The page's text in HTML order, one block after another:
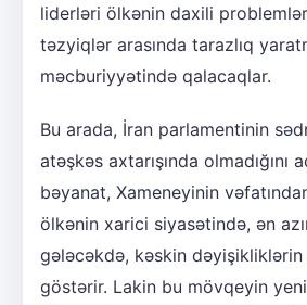
liderləri ölkənin daxili
təzyiqlər arasında tarazlıq
məcburiyyətində qalacaqlar.
Bu arada, İran parlamentinin
atəşkəs axtarışında olmadığını
bəyanat, Xameneyinin
ölkənin xarici siyasətində, ən
gələcəkdə, kəskin
göstərir. Lakin bu mövqeyin